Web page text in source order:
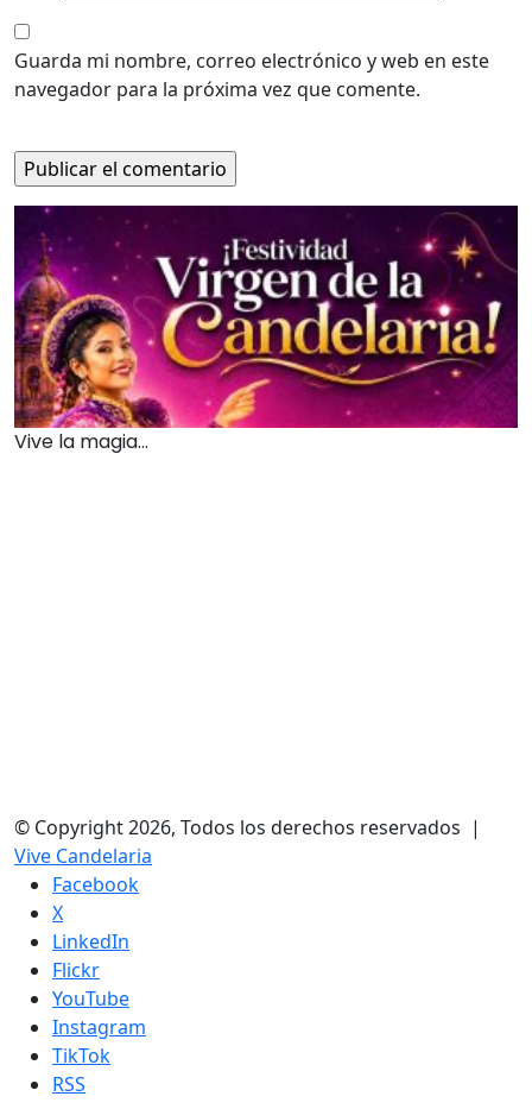
Guarda mi nombre, correo electrónico y web en este
navegador para la próxima vez que comente.
Vive la magia...
© Copyright 2026, Todos los derechos reservados |
Vive Candelaria
Facebook
X
LinkedIn
Flickr
YouTube
Instagram
TikTok
RSS